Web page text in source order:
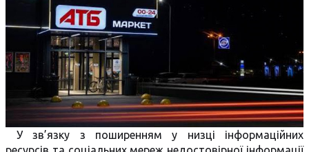
У зв’язку з поширенням у низці інформаційних